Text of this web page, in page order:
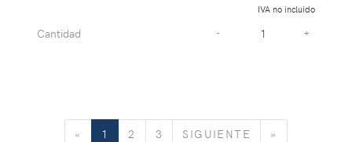
IVA no incluido
Cantidad - +
« 1 2 3 SIGUIENTE SIGUIENTE
»